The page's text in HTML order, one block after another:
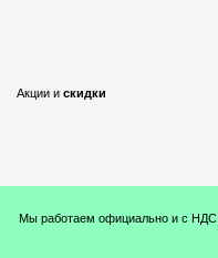
Акции и скидки
Мы работаем официально и с